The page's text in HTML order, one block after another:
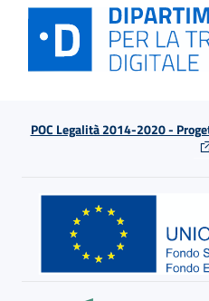
POC Legalità 2014-2020 -